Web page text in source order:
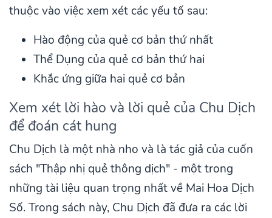
thuộc vào việc xem xét các yếu tố sau:
Hào động của quẻ cơ bản thứ nhất
Thể Dụng của quẻ cơ bản thứ hai
Khắc ứng giữa hai quẻ cơ bản
Xem xét lời hào và lời quẻ của Chu Dịch
để đoán cát hung
Chu Dịch là một nhà nho và là tác giả của cuốn
sách "Thập nhị quẻ thông dịch" - một trong
những tài liệu quan trọng nhất về Mai Hoa Dịch
Số. Trong sách này, Chu Dịch đã đưa ra các lời